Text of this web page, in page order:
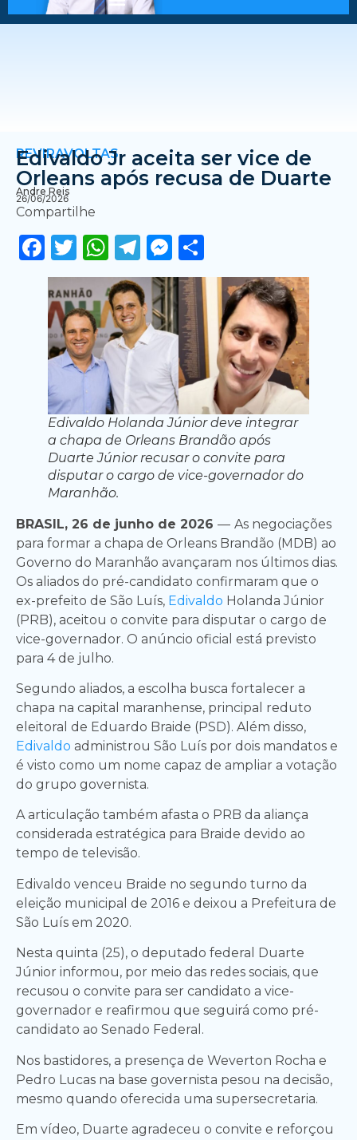
REVIRAVOLTAS
Edivaldo Jr aceita ser vice de
Orleans após recusa de Duarte
Andre Reis
26/06/2026
Compartilhe
Facebook
Twitter
WhatsApp
Telegram
Messenger
Edivaldo Holanda Júnior deve integrar
a chapa de Orleans Brandão após
Duarte Júnior recusar o convite para
disputar o cargo de vice-governador do
Maranhão.
BRASIL, 26 de junho de 2026 — As negociações
para formar a chapa de Orleans Brandão (MDB) ao
Governo do Maranhão avançaram nos últimos dias.
Os aliados do pré-candidato confirmaram que o
ex-prefeito de São Luís, Edivaldo Holanda Júnior
(PRB), aceitou o convite para disputar o cargo de
vice-governador. O anúncio oficial está previsto
para 4 de julho.
Segundo aliados, a escolha busca fortalecer a
chapa na capital maranhense, principal reduto
eleitoral de Eduardo Braide (PSD). Além disso,
Edivaldo administrou São Luís por dois mandatos e
é visto como um nome capaz de ampliar a votação
do grupo governista.
A articulação também afasta o PRB da aliança
considerada estratégica para Braide devido ao
tempo de televisão.
Edivaldo venceu Braide no segundo turno da
eleição municipal de 2016 e deixou a Prefeitura de
São Luís em 2020.
Nesta quinta (25), o deputado federal Duarte
Júnior informou, por meio das redes sociais, que
recusou o convite para ser candidato a vice-
governador e reafirmou que seguirá como pré-
candidato ao Senado Federal.
Nos bastidores, a presença de Weverton Rocha e
Pedro Lucas na base governista pesou na decisão,
mesmo quando oferecida uma supersecretaria.
Em vídeo, Duarte agradeceu o convite e reforçou